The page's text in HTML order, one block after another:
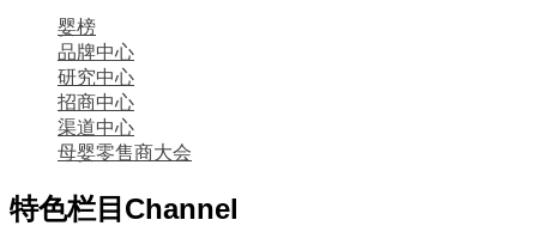
婴榜
品牌中心
研究中心
招商中心
渠道中心
母婴零售商大会
特色栏目 Channel